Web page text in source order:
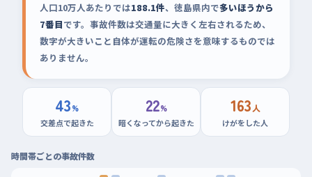
人口10万人あたりでは188.1件、徳島県内で多いほうから
7番目です。事故件数は交通量に大きく左右されるため、
数字が大きいこと自体が運転の危険さを意味するものでは
ありません。
43%
交差点で起きた
22%
暗くなってから起きた
163人
けがをした人
時間帯ごとの事故件数